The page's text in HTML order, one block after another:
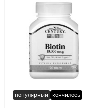
популярный кончилось